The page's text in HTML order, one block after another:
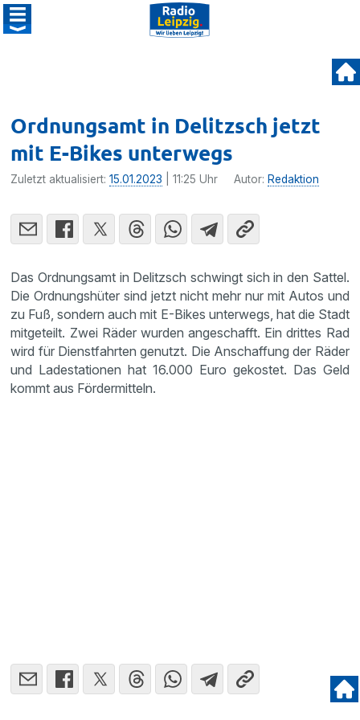
Ordnungsamt in Delitzsch jetzt
mit E-Bikes unterwegs
Zuletzt aktualisiert:15.01.2023 | 11:25 Uhr Autor: Redaktion
Das Ordnungsamt in Delitzsch schwingt sich in den Sattel.
Die Ordnungshüter sind jetzt nicht mehr nur mit Autos und
zu Fuß, sondern auch mit E-Bikes unterwegs, hat die Stadt
mitgeteilt. Zwei Räder wurden angeschafft. Ein drittes Rad
wird für Dienstfahrten genutzt. Die Anschaffung der Räder
und Ladestationen hat 16.000 Euro gekostet. Das Geld
kommt aus Fördermitteln.